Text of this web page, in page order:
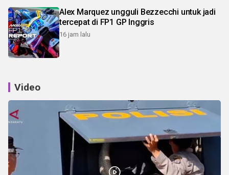
Alex Marquez ungguli Bezzecchi untuk jadi
tercepat di FP1 GP Inggris
16 jam lalu
Video